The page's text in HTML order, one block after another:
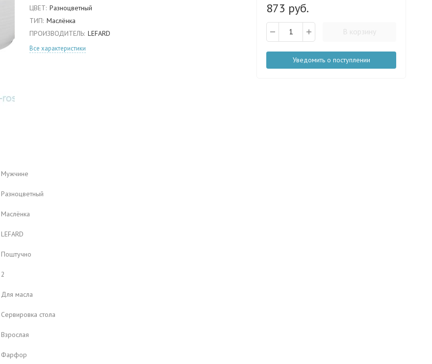
ЦВЕТ: Разноцветный
ТИП: Маслёнка
ПРОИЗВОДИТЕЛЬ: LEFARD
Все характеристики
873 руб.
В корзину
Уведомить о поступлении
Мужчине
Разноцветный
Маслёнка
LEFARD
Поштучно
2
Для масла
Сервировка стола
Взрослая
Фарфор